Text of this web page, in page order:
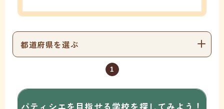
都道府県を選ぶ
1
パティシエを目指せる学校を探してみよう！